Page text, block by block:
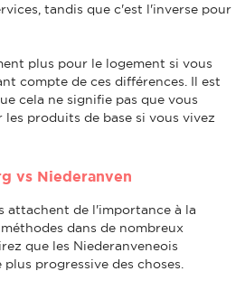
tandis que c'est l'inverse pour
plus pour le logement si vous
compte de ces différences. Il est
cela ne signifie pas que vous
produits de base si vous vivez
vs Niederanven
attachent de l'importance à la
dans de nombreux
que les Niederanveneois
progressive des choses.